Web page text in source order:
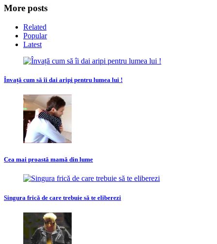
More posts
Related
Popular
Latest
Învață cum să îi dai aripi pentru lumea lui !
Cea mai proastă mamă din lume
Singura frică de care trebuie să te eliberezi